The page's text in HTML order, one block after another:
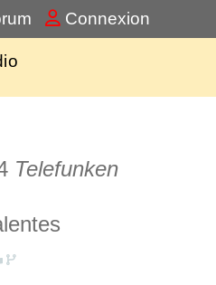
Connexion
Telefunken